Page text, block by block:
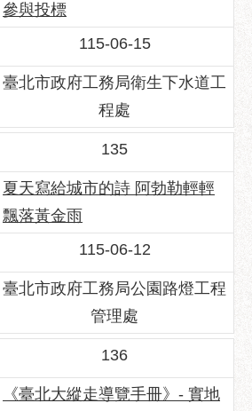
參與投標
115-06-15
臺北市政府工務局衛生下水道工
程處
135
夏天寫給城市的詩 阿勃勒輕輕
飄落黃金雨
115-06-12
臺北市政府工務局公園路燈工程
管理處
136
《臺北大縱走導覽手冊》- 實地